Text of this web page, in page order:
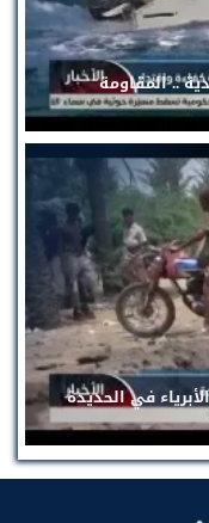
.. المقاومة
في الحديدة